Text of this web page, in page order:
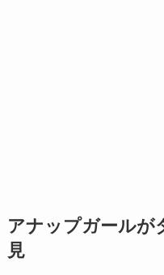
アナップガールが
見